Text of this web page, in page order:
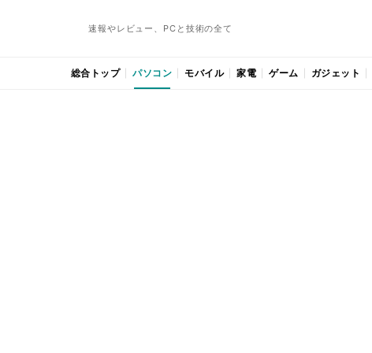
速報やレビュー、PCと技術の全て
総合トップ パソコン モバイル 家電 ゲーム ガジェット